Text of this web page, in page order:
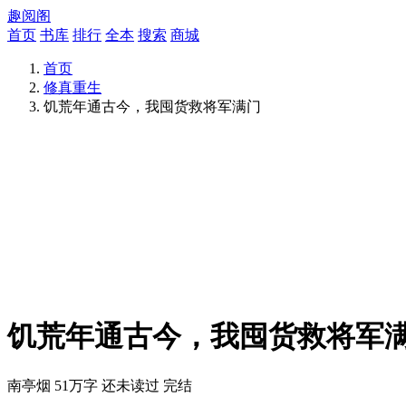
趣阅阁
首页 书库 排行 全本 搜索 商城
首页
修真重生
饥荒年通古今，我囤货救将军满门
饥荒年通古今，我囤货救将军
南亭烟 51万字 还未读过 完结